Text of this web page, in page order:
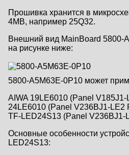
Прошивка хранится в
4MB, например 25Q32.
Внешний вид MainBoard 5800-
на рисунке ниже:
5800-A5M63E-0P10 может
AIWA 19LE6010 (Panel V185J1-
24LE6010 (Panel V236BJ1-LE2
TF-LED24S13 (Panel V236BJ1-
Основные особенности
LED24S13: